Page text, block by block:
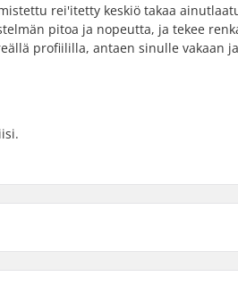
rei'itetty keskiö takaa
pitoa ja nopeutta, ja tekee
profiililla, antaen sinulle vakaan ja
Coren materiaali: